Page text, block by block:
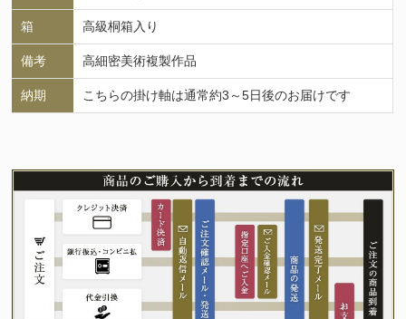
箱 高級桐箱入り
備考 高細密美術複製作品
納期 こちらの掛け軸は通常約3～5日後のお届けです